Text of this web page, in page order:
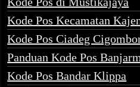
Kode Pos Kecamatan
Kode Pos Ciadeg
Panduan Kode Pos
Kode Pos Bandar Klippa